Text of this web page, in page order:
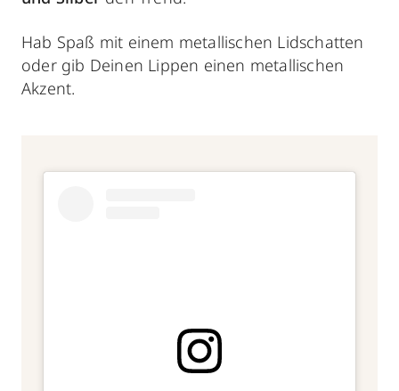
Hab Spaß mit einem metallischen Lidschatten
oder gib Deinen Lippen einen metallischen
Akzent.